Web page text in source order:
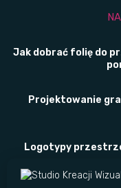
Jak dobrać folię do
Projektowanie
Logotypy